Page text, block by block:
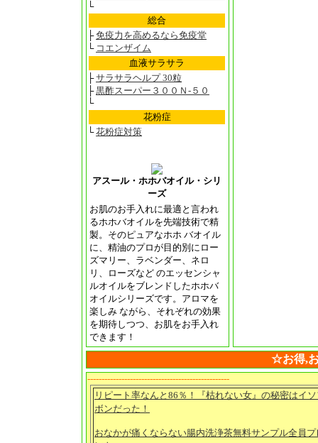
└
総合
├免疫力を高めるなら免疫堂
└ コエンザイム
血液サラサラ
├サラサラヘルプ 30粒
├黒酢スーパー３００Ｎ-５０
└
花粉症
└花粉症対策
アスール・ホホバオイル・シリ
ーズ
お肌のお手入れに最適と言われ
るホホバオイルを先端技術で精
製。そのピュアなホホ バオイル
に、精油のプロが目的別にロー
ズマリー、ラベンダー、ネロ
リ、ローズなど のエッセンシャ
ルオイルをブレンドしたホホバ
オイルシリーズです。アロマを
楽しみ ながら、それぞれの効果
を期待しつつ、お肌をお手入れ
できます！
☆お得,
--------------------------------------------------
リピート率なんと86％！『枯れない女』の秘密はイ
ボンだった！
おなかが痛くならない腸内洗浄茶無料サンプル全員プ